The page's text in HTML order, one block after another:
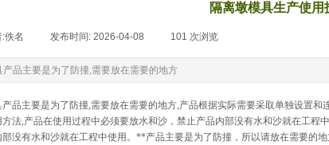
隔离墩模具生产使用
:佚名 发布时间: 2026-04-08 101 次浏览
产品主要是为了防撞,需要放在需要的地方
产品主要是为了防撞,需要放在需要的地方,产品根据实际需要采取单独设置
法,产品在使用过程中必须要放水和沙，禁止产品内部没有水和沙就在工
没有水和沙就在工程中使用。**产品主要是为了防撞，所以请放在需要的